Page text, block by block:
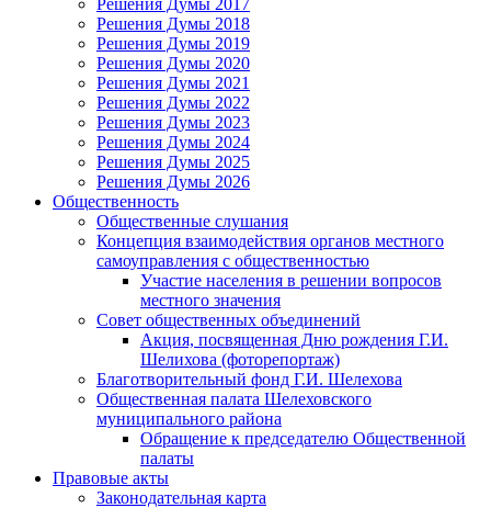
Решения Думы 2018
Решения Думы 2019
Решения Думы 2020
Решения Думы 2021
Решения Думы 2022
Решения Думы 2023
Решения Думы 2024
Решения Думы 2025
Решения Думы 2026
Общественность
Общественные слушания
Концепция взаимодействия органов местного
самоуправления с общественностью
Участие населения в решении вопросов
местного значения
Совет общественных объединений
Акция, посвященная Дню рождения Г.И.
Шелихова (фоторепортаж)
Благотворительный фонд Г.И. Шелехова
Общественная палата Шелеховского
муниципального района
Обращение к председателю Общественной
палаты
Правовые акты
Законодательная карта